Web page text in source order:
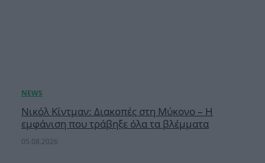
Νικόλ Κίντμαν: Διακοπές στη Μύκονο – Η
εμφάνιση που τράβηξε όλα τα βλέμματα
05.08.2026